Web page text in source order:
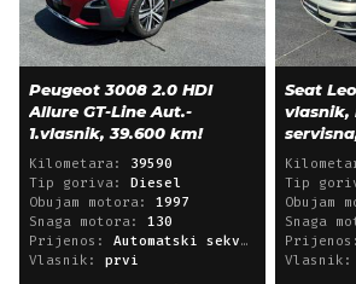
Peugeot 3008 2.0 HDI
Allure GT-Line Aut.-
1.vlasnik, 39.600 km!
Kilometara: 39590
Tip goriva: Diesel
Obujam motora: 1997
Snaga motora: 130
Prijenos: Automatski sekvencijski
Vlasnik: prvi
Seat
vlasnik,
Tip
Obujam
Snaga
Vlasnik: